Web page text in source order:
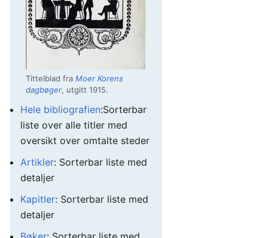
Tittelblad fra Moer Korens
dagbøger, utgitt 1915.
Hele bibliografien:Sorterbar
liste over alle titler med
oversikt over omtalte steder
Artikler: Sorterbar liste med
detaljer
Kapitler: Sorterbar liste med
detaljer